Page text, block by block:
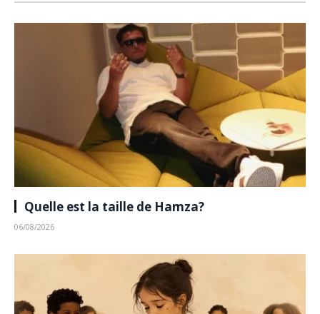
Quelle est la taille de Hamza?
06/08/2026